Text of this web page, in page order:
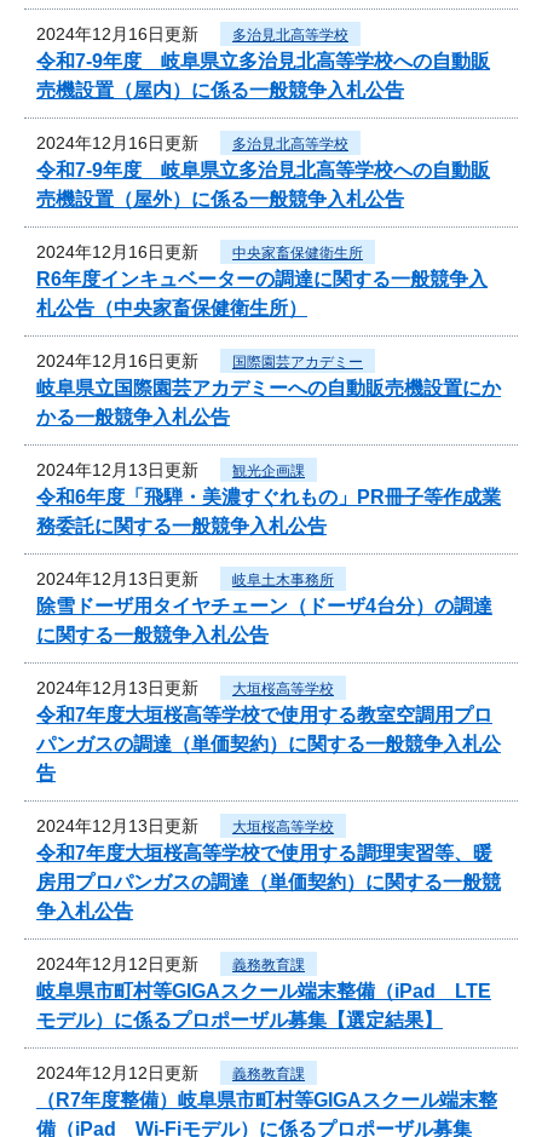
2024年12月16日更新 多治見北高等学校
令和7‐9年度 岐阜県立多治見北高等学校への自動販
売機設置（屋内）に係る一般競争入札公告
2024年12月16日更新 多治見北高等学校
令和7‐9年度 岐阜県立多治見北高等学校への自動販
売機設置（屋外）に係る一般競争入札公告
2024年12月16日更新 中央家畜保健衛生所
R6年度インキュベーターの調達に関する一般競争入
札公告（中央家畜保健衛生所）
2024年12月16日更新 国際園芸アカデミー
岐阜県立国際園芸アカデミーへの自動販売機設置にか
かる一般競争入札公告
2024年12月13日更新 観光企画課
令和6年度「飛騨・美濃すぐれもの」PR冊子等作成業
務委託に関する一般競争入札公告
2024年12月13日更新 岐阜土木事務所
除雪ドーザ用タイヤチェーン（ドーザ4台分）の調達
に関する一般競争入札公告
2024年12月13日更新 大垣桜高等学校
令和7年度大垣桜高等学校で使用する教室空調用プロ
パンガスの調達（単価契約）に関する一般競争入札公
告
2024年12月13日更新 大垣桜高等学校
令和7年度大垣桜高等学校で使用する調理実習等、暖
房用プロパンガスの調達（単価契約）に関する一般競
争入札公告
2024年12月12日更新 義務教育課
岐阜県市町村等GIGAスクール端末整備（iPad LTE
モデル）に係るプロポーザル募集【選定結果】
2024年12月12日更新 義務教育課
（R7年度整備）岐阜県市町村等GIGAスクール端末整
備（iPad Wi-Fiモデル）に係るプロポーザル募集